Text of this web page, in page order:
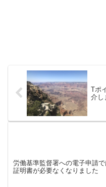
Tポ
介し
労働基準監督署への電子申請
証明書が必要なくなりました